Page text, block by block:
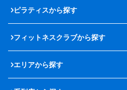
ピラティスから探す
フィットネスクラブから探す
エリアから探す